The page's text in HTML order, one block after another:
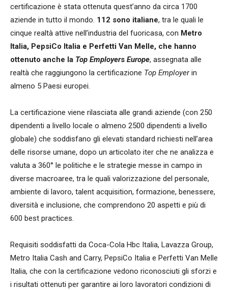
certificazione è stata ottenuta quest’anno da circa 1700
aziende in tutto il mondo. 112 sono italiane, tra le quali le
cinque realtà attive nell’industria del fuoricasa, con Metro
Italia, PepsiCo Italia e Perfetti Van Melle, che hanno
ottenuto anche la Top Employers Europe, assegnata alle
realtà che raggiungono la certificazione Top Employerin
almeno 5 Paesi europei.
La certificazione viene rilasciata alle grandi aziende (con 250
dipendenti a livello locale o almeno 2500 dipendenti a livello
globale) che soddisfano gli elevati standard richiesti nell’area
delle risorse umane, dopo un articolato iter che ne analizza e
valuta a 360° le politiche e le strategie messe in campo in
diverse macroaree, tra le quali valorizzazione del personale,
ambiente di lavoro, talent acquisition, formazione, benessere,
diversità e inclusione, che comprendono 20 aspetti e più di
600 best practices.
Requisiti soddisfatti da Coca-Cola Hbc Italia, Lavazza Group,
Metro Italia Cash and Carry, PepsiCo Italia e Perfetti Van Melle
Italia, che con la certificazione vedono riconosciuti gli sforzi e
i risultati ottenuti per garantire ai loro lavoratori condizioni di